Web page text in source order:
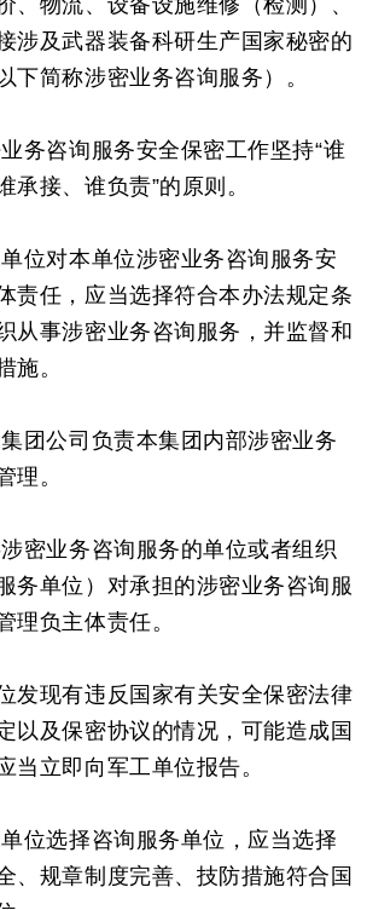
、物流、设备设施维修（检测）、
涉及武器装备科研生产国家秘密的
下简称涉密业务咨询服务）。
咨询服务安全保密工作坚持“谁
承接、谁负责”的原则。
对本单位涉密业务咨询服务安
责任，应当选择符合本办法规定条
从事涉密业务咨询服务，并监督和
施。
公司负责本集团内部涉密业务
理。
业务咨询服务的单位或者组织
务单位）对承担的涉密业务咨询服
理负主体责任。
现有违反国家有关安全保密法律
以及保密协议的情况，可能造成国
当立即向军工单位报告。
选择咨询服务单位，应当选择
、规章制度完善、技防措施符合国